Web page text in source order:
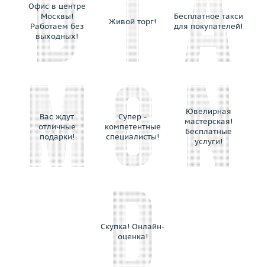
Офис в центре
Москвы!
Работаем без
выходных!
Живой торг!
Бесплатное такси
для покупателей!
Вас ждут
отличные
подарки!
Супер -
компетентные
специалисты!
Ювелирная
мастерская!
Бесплатные
услуги!
Скупка! Онлайн-
оценка!